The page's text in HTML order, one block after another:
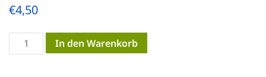
€4,50
Specksuppe
Menge
In den Warenkorb